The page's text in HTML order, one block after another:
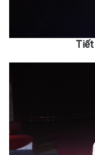
Tiết